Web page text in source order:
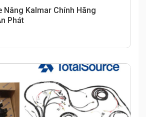
Nâng Kalmar Chính Hãng
Phát